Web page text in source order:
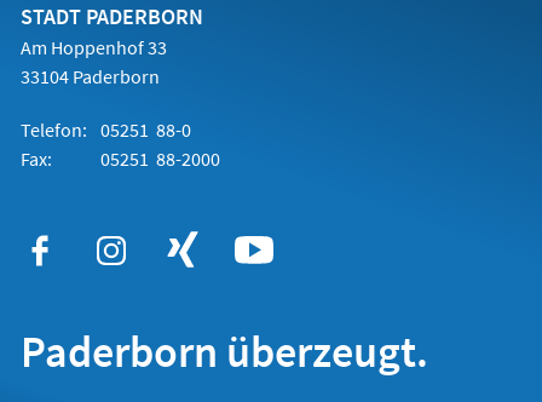
STADT PADERBORN
Am Hoppenhof 33
33104 Paderborn
Telefon: 05251 88-0
Fax:
05251 88-2000
Paderborn überzeugt.